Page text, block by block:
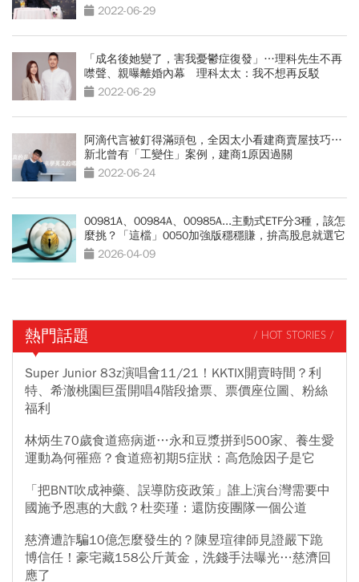
2022-06-29
「成名後她變了，害我憂鬱症復發」…理科先生不再
噤聲、親曝離婚內幕 理科太太：我不想再反駁
2022-06-29
阿滴代言被釘得滿頭包，全因太小看建商賣屋技巧…
新北曾有「工變住」案例，建商1原因過關
2022-06-24
00981A、00984A、00985A...主動式ETF分3種，該怎
麼挑？「這檔」0050加強版穩穩賺，拚高股息就選它
2026-04-09
熱門話題 / HOT STORIES /
Super Junior 83z演唱會11/21！KKTIX開賣時間？利
特、希澈桃園巨蛋開唱4階段搶票、票價座位圖、粉絲
福利
林炳生70歲食道癌病逝…永和豆漿拼到500家、養生愛
運動為何罹癌？食道癌初期5症狀：高危險因子是它
「把BNT吹成神藥、誤導防疫政策」誰上演台灣需要中
國施予恩惠的大戲？杜奕瑾：還防疫團隊一個公道
慈濟遭詐騙10億怎麼發生的？陳昱瑄律師見證嚴下跪
博信任！豪宅藏158公斤黃金，洗錢手法曝光…慈濟回
應了